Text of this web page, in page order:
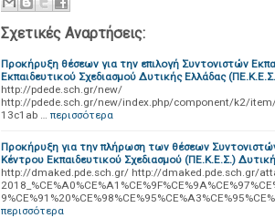
Σχετικές Αναρτήσεις:
Προκήρυξη θέσεων για την επιλογή Συντονιστών
Εκπαιδευτικού Σχεδιασμού Δυτικής Ελλάδας
http://pdede.sch.gr/new/
http://pdede.sch.gr/new/index.php/component/k2/
13c1ab … περισσότερα
Προκήρυξη για την πλήρωση των θέσεων
Κέντρου Εκπαιδευτικού Σχεδιασμού (ΠΕ.Κ.Ε.Σ.)
http://dmaked.pde.sch.gr/ http://dmaked.pde.sch.gr/
περισσότερα